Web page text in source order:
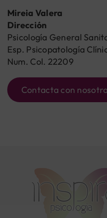
Mireia Valera
Dirección
Psicología General
Esp. Psicopatología
Num. Col. 22209
Contacta con